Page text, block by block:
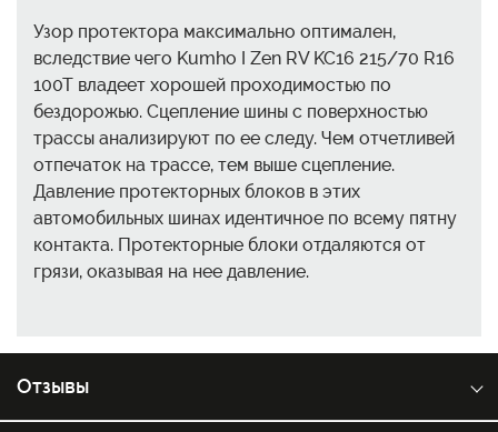
Узор протектора максимально оптимален,
вследствие чего Kumho I Zen RV KC16 215/70 R16
100T владеет хорошей проходимостью по
бездорожью. Сцепление шины с поверхностью
трассы анализируют по ее следу. Чем отчетливей
отпечаток на трассе, тем выше сцепление.
Давление протекторных блоков в этих
автомобильных шинах идентичное по всему пятну
контакта. Протекторные блоки отдаляются от
грязи, оказывая на нее давление.
Отзывы